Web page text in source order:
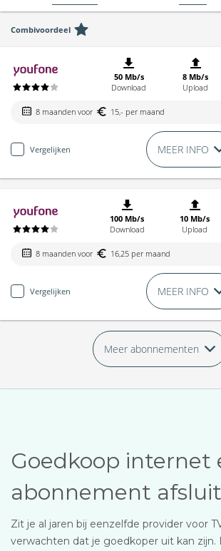
Combivoordeel
50 Mb/s
Download
8 Mb/s
Upload
8 maanden voor 15,- per maand
Vergelijken MEER INFO
100 Mb/s
Download
10 Mb/s
Upload
8 maanden voor 16,25 per maand
Vergelijken MEER INFO
Meer abonnementen
Goedkoop internet
abonnement
Zit je al jaren bij eenzelfde provider voor
verwachten dat je goedkoper uit kan zijn.